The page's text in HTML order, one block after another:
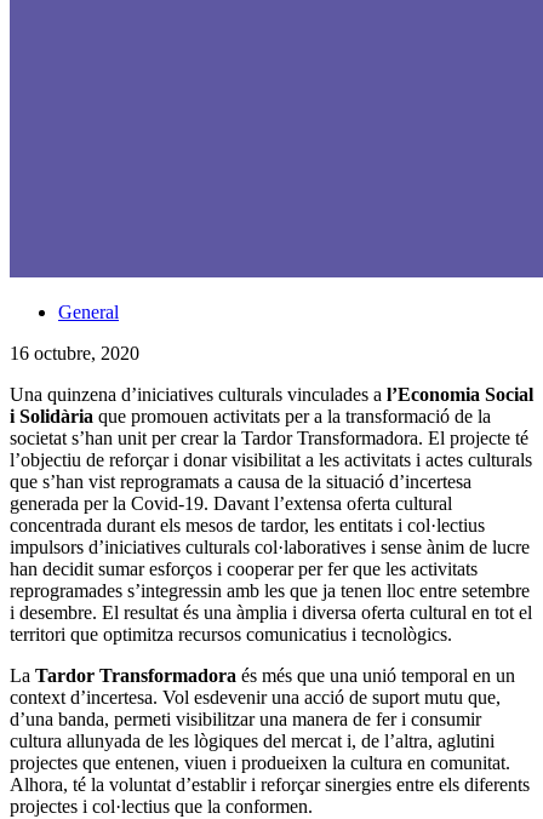
General
16 octubre, 2020
Una quinzena d’iniciatives culturals vinculades a l’Economia Social
i Solidària que promouen activitats per a la transformació de la
societat s’han unit per crear la Tardor Transformadora. El projecte té
l’objectiu de reforçar i donar visibilitat a les activitats i actes culturals
que s’han vist reprogramats a causa de la situació d’incertesa
generada per la Covid-19. Davant l’extensa oferta cultural
concentrada durant els mesos de tardor, les entitats i col·lectius
impulsors d’iniciatives culturals col·laboratives i sense ànim de lucre
han decidit sumar esforços i cooperar per fer que les activitats
reprogramades s’integressin amb les que ja tenen lloc entre setembre
i desembre. El resultat és una àmplia i diversa oferta cultural en tot el
territori que optimitza recursos comunicatius i tecnològics.
La Tardor Transformadora és més que una unió temporal en un
context d’incertesa. Vol esdevenir una acció de suport mutu que,
d’una banda, permeti visibilitzar una manera de fer i consumir
cultura allunyada de les lògiques del mercat i, de l’altra, aglutini
projectes que entenen, viuen i produeixen la cultura en comunitat.
Alhora, té la voluntat d’establir i reforçar sinergies entre els diferents
projectes i col·lectius que la conformen.